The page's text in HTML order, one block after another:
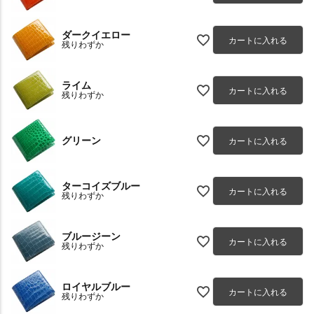
ダークイエロー
残りわずか カートに入れる
ライム
残りわずか カートに入れる
グリーン カートに入れる
ターコイズブルー
残りわずか カートに入れる
ブルージーン
残りわずか カートに入れる
ロイヤルブルー
残りわずか カートに入れる